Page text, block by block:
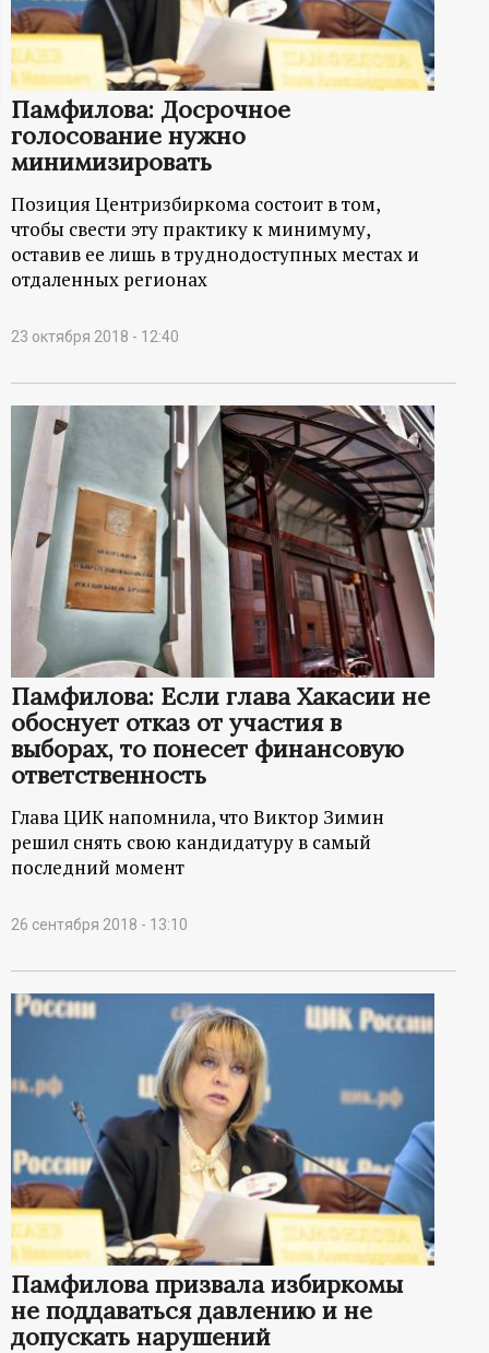
м
а
ц
и
о
н
н
ы
п
о
р
а
л
Памфилова: Досрочное
голосование нужно
минимизировать
Позиция Центризбиркома состоит в том,
чтобы свести эту практику к минимуму,
оставив ее лишь в труднодоступных местах и
отдаленных регионах
23 октября 2018 - 12:40
Памфилова: Если глава Хакасии не
обоснует отказ от участия в
выборах, то понесет финансовую
ответственность
Глава ЦИК напомнила, что Виктор Зимин
решил снять свою кандидатуру в самый
последний момент
26 сентября 2018 - 13:10
Памфилова призвала избиркомы
не поддаваться давлению и не
допускать нарушений